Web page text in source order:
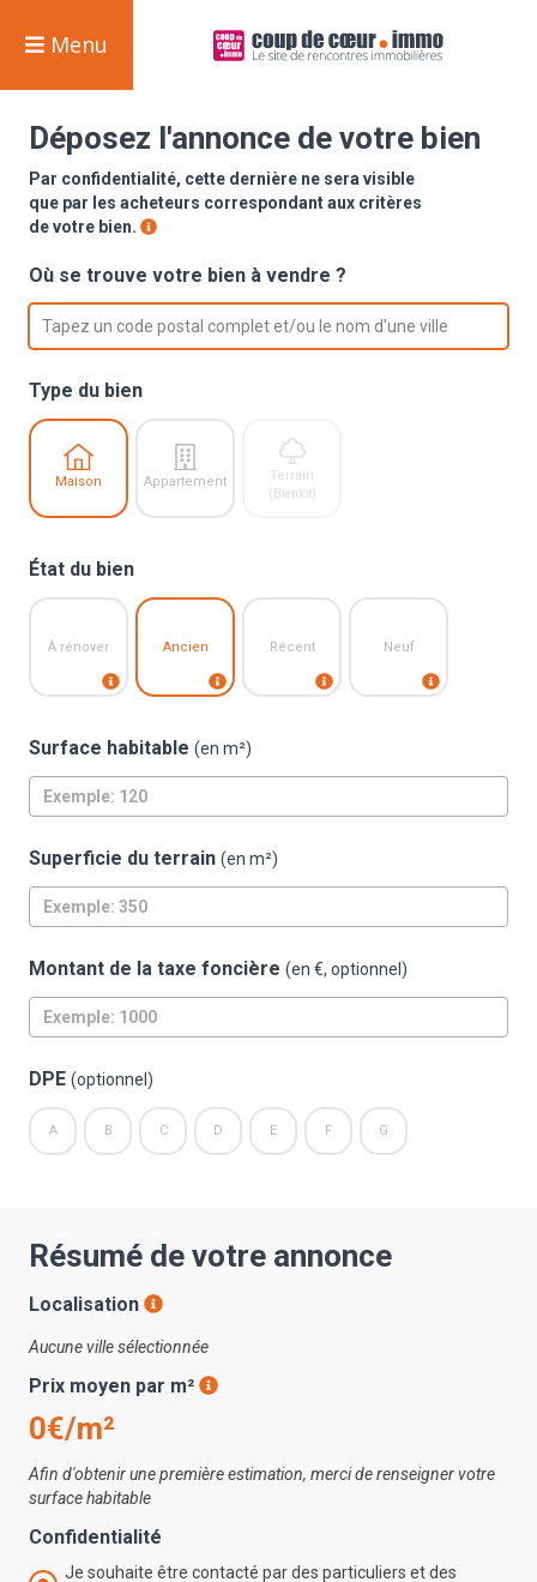
Menu
Déposez l'annonce de votre bien
Par confidentialité, cette dernière ne sera visible
que par les acheteurs correspondant aux critères
de votre bien.
Où se trouve votre bien à vendre ?
option , selected. Select is focused ,type to refine list, press Down
Tapez un code postal complet et/ou le nom d'une ville
Type du bien
Maison Appartement Terrain
(Bientôt)
État du bien
À rénover Ancien Récent Neuf
Surface habitable (en m²)
Superficie du terrain (en m²)
Montant de la taxe foncière (en €, optionnel)
DPE (optionnel)
A B C D E F G
Résumé de votre annonce
Localisation
Aucune ville sélectionnée
Prix moyen par m²
0€/m²
Afin d'obtenir une première estimation, merci de renseigner votre
surface habitable
Confidentialité
Je souhaite être contacté par des particuliers et des